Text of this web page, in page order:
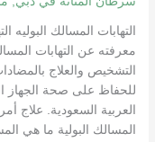
التهابات المسالك
معرفته عن التهابات
التشخيص والعلاج
للحفاظ على صحة الجهاز
العربية السعودية. علاج
المسالك البولية ما هي